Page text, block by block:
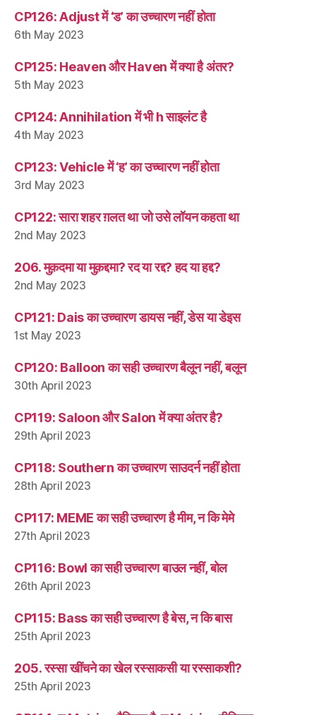
CP126: Adjust में ‘ड’ का उच्चारण नहीं होता
6th May 2023
CP125: Heaven और Haven में क्या है अंतर?
5th May 2023
CP124: Annihilation में भी h साइलंट है
4th May 2023
CP123: Vehicle में ‘ह’ का उच्चारण नहीं होता
3rd May 2023
CP122: सारा शहर ग़लत था जो उसे लॉयन कहता था
2nd May 2023
206. मुक़दमा या मुक़द्दमा? रद या रद्द? हद या हद्द?
2nd May 2023
CP121: Dais का उच्चारण डायस नहीं, डेस या डेइस
1st May 2023
CP120: Balloon का सही उच्चारण बैलून नहीं, बलून
30th April 2023
CP119: Saloon और Salon में क्या अंतर है?
29th April 2023
CP118: Southern का उच्चारण साउदर्न नहीं होता
28th April 2023
CP117: MEME का सही उच्चारण है मीम, न कि मेमे
27th April 2023
CP116: Bowl का सही उच्चारण बाउल नहीं, बोल
26th April 2023
CP115: Bass का सही उच्चारण है बेस, न कि बास
25th April 2023
205. रस्सा खींचने का खेल रस्साकसी या रस्साकशी?
25th April 2023